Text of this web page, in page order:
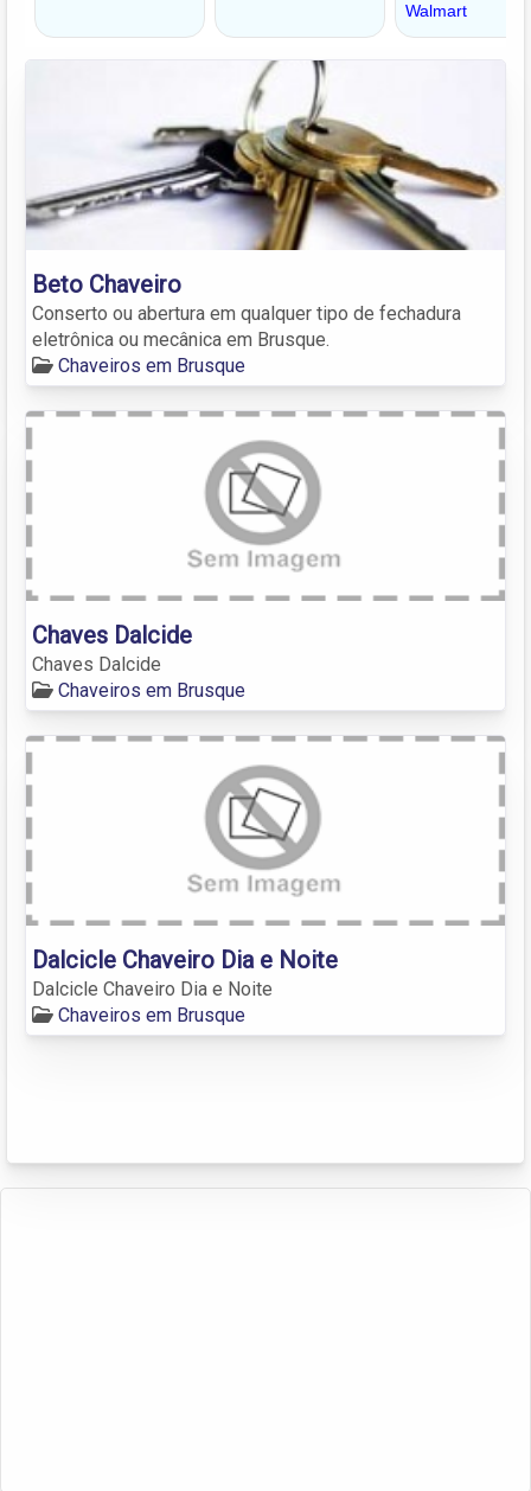
Beto Chaveiro
Conserto ou abertura em qualquer tipo de fechadura
eletrônica ou mecânica em Brusque.
Chaveiros em Brusque
Chaves Dalcide
Chaves Dalcide
Chaveiros em Brusque
Dalcicle Chaveiro Dia e Noite
Dalcicle Chaveiro Dia e Noite
Chaveiros em Brusque